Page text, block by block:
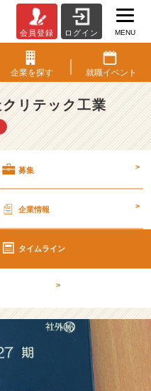
会員登録 ログイン MENU
企業を探す 就職イベント
リテック工業
募集 >
企業情報 >
タイムライン
>